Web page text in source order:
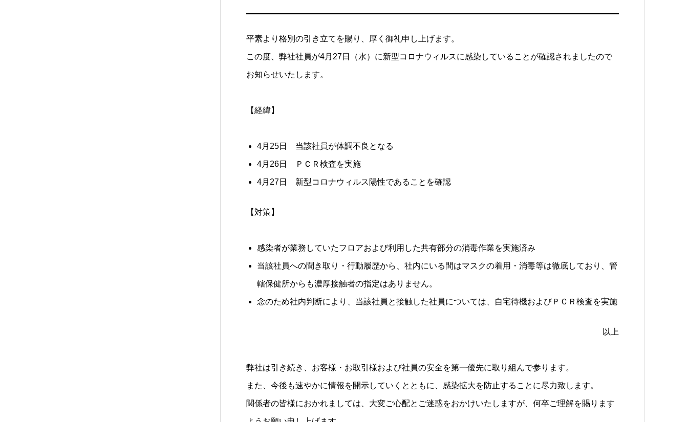
平素より格別の引き立てを賜り、厚く御礼申し上げます。
この度、弊社社員が4月27日（水）に新型コロナウィルスに感染していることが確認されましたので
お知らせいたします。
【経緯】
4月25日 当該社員が体調不良となる
4月26日 ＰＣＲ検査を実施
4月27日 新型コロナウィルス陽性であることを確認
【対策】
感染者が業務していたフロアおよび利用した共有部分の消毒作業を実施済み
当該社員への聞き取り・行動履歴から、社内にいる間はマスクの着用・消毒等は徹底しており、管
轄保健所からも濃厚接触者の指定はありません。
念のため社内判断により、当該社員と接触した社員については、自宅待機およびＰＣＲ検査を実施
以上
弊社は引き続き、お客様・お取引様および社員の安全を第一優先に取り組んで参ります。
また、今後も速やかに情報を開示していくとともに、感染拡大を防止することに尽力致します。
関係者の皆様におかれましては、大変ご心配とご迷惑をおかけいたしますが、何卒ご理解を賜ります